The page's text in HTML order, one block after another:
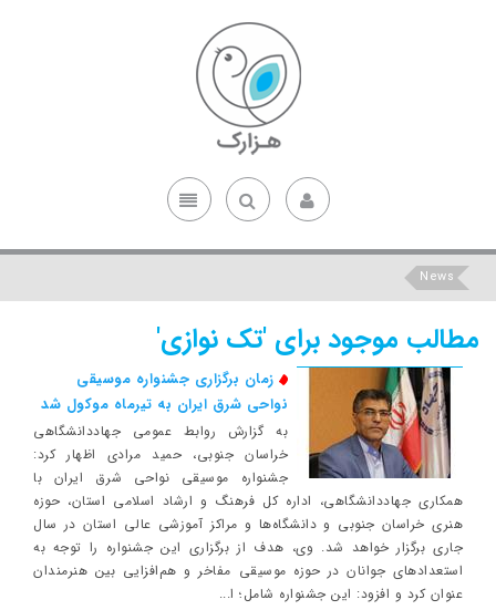
News
مطالب موجود برای 'تک نوازی'
زمان برگزاری جشنواره موسیقی
نواحی شرق ایران به تیرماه موکول شد
به گزارش روابط عمومی جهاددانشگاهی
خراسان جنوبی، حمید مرادی اظهار کرد:
جشنواره موسیقی نواحی شرق ایران با
همکاری جهاددانشگاهی، اداره کل فرهنگ و ارشاد اسلامی استان، حوزه
هنری خراسان جنوبی و دانشگاه‌ها و مراکز آموزشی عالی استان در سال
جاری برگزار خواهد شد. وی، هدف از برگزاری این جشنواره را توجه به
استعدادهای جوانان در حوزه موسیقی مفاخر و هم‌افزایی بین هنرمندان
عنوان کرد و افزود: این جشنواره شامل؛ ا...